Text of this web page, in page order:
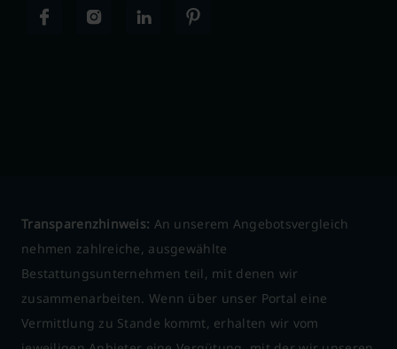
Transparenzhinweis: An unserem Angebotsvergleich
nehmen zahlreiche, ausgewählte
Bestattungsunternehmen teil, mit denen wir
zusammenarbeiten. Wenn über unser Portal eine
Vermittlung zu Stande kommt, erhalten wir vom